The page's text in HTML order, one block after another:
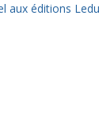
aux éditions